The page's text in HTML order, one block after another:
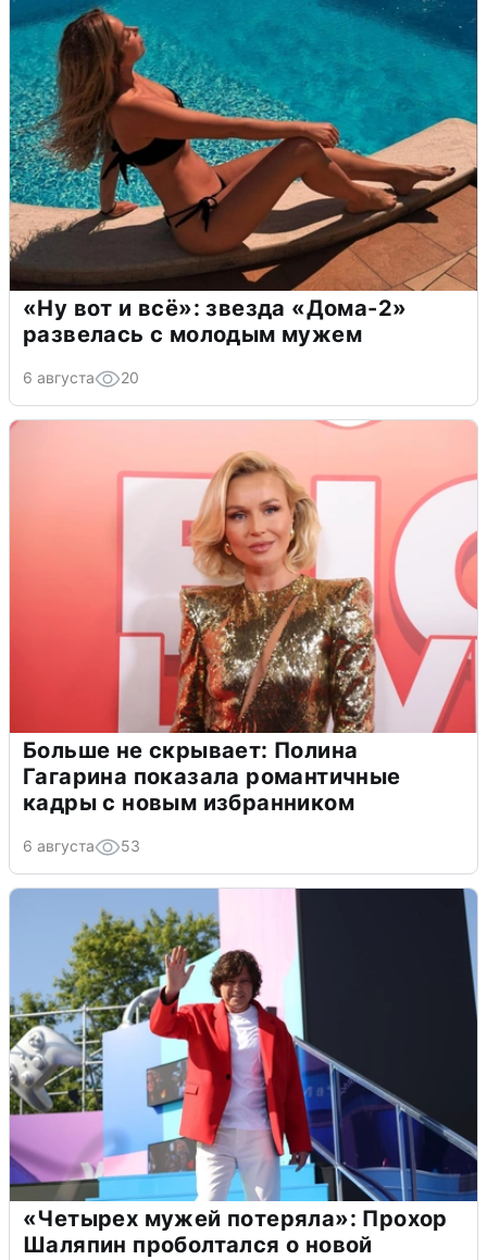
«Ну вот и всё»: звезда «Дома-2»
развелась с молодым мужем
6 августа 20
Больше не скрывает: Полина
Гагарина показала романтичные
кадры с новым избранником
6 августа 53
«Четырех мужей потеряла»: Прохор
Шаляпин проболтался о новой